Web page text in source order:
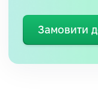
Замовити